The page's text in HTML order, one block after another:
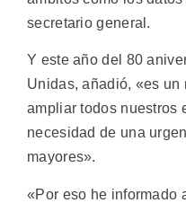
secretario general.
Y este año del 80
Unidas, añadió, «es un
ampliar todos nuestros
necesidad de una
mayores».
«Por eso he informado